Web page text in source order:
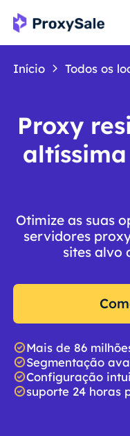
Início Todos os
Proxy
Otimize as suas
servidores
sites alvo
Mais de 86
Segmentação
Configuração
suporte 24 horas